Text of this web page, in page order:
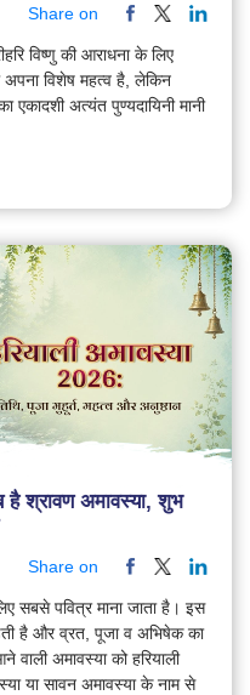
Share on
विष्णु की आराधना के लिए
अपना विशेष महत्व है, लेकिन
एकादशी अत्यंत पुण्यदायिनी मानी
है श्रावण अमावस्या, शुभ
Share on
सबसे पवित्र माना जाता है। इस
है और व्रत, पूजा व अभिषेक का
वाली अमावस्या को हरियाली
या सावन अमावस्या के नाम से